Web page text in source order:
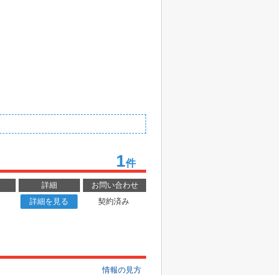
1件
詳細
お問い合わせ
詳細を見る
契約済み
情報の見方